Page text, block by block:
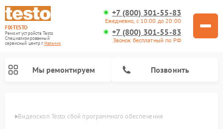
FIX-TESTO
Ремонт устройств Testo
Специализированный
cервисный центр г.Нальчик
+7 (800) 301-55-83
Ежедневно, с 10:00 до 20:00
+7 (800) 301-55-83
Звонок бесплатный по РФ
Мы ремонтируем Позвонить
Видеоскоп Testo сбой программного обеспечения